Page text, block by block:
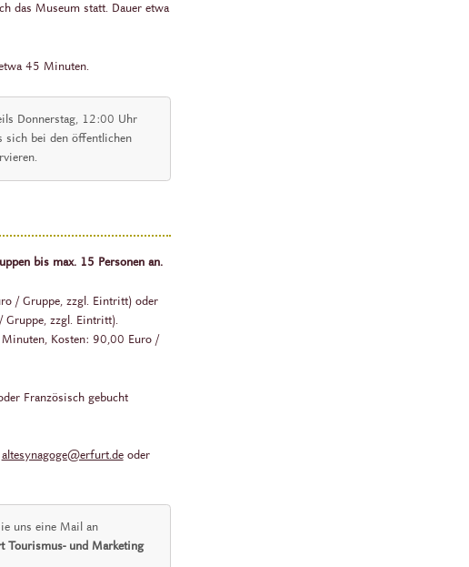
das Museum statt. Dauer etwa
45 Minuten.
Donnerstag, 12:00 Uhr
sich bei den öffentlichen
bis max. 15 Personen an.
/ Gruppe, zzgl. Eintritt) oder
Gruppe, zzgl. Eintritt).
Kosten: 90,00 Euro /
Französisch gebucht
altesynagoge@erfurt.deoder
uns eine Mail an
Tourismus- und Marketing